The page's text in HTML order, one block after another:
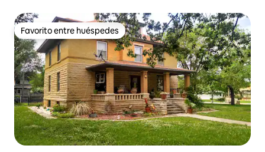
Favorito entre huéspedes
Favorito entre huéspedes